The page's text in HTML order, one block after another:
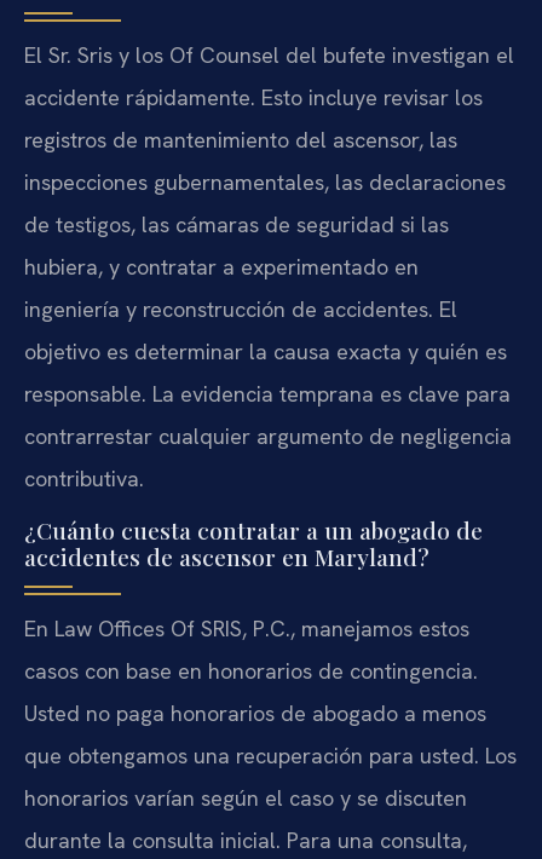
El Sr. Sris y los Of Counsel del bufete investigan el
accidente rápidamente. Esto incluye revisar los
registros de mantenimiento del ascensor, las
inspecciones gubernamentales, las declaraciones
de testigos, las cámaras de seguridad si las
hubiera, y contratar a experimentado en
ingeniería y reconstrucción de accidentes. El
objetivo es determinar la causa exacta y quién es
responsable. La evidencia temprana es clave para
contrarrestar cualquier argumento de negligencia
contributiva.
¿Cuánto cuesta contratar a un abogado de
accidentes de ascensor en Maryland?
En Law Offices Of SRIS, P.C., manejamos estos
casos con base en honorarios de contingencia.
Usted no paga honorarios de abogado a menos
que obtengamos una recuperación para usted. Los
honorarios varían según el caso y se discuten
durante la consulta inicial. Para una consulta,